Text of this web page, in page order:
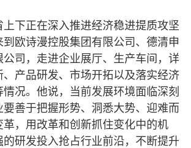
上下正在深入推进经济稳进提质攻坚
欧诗漫控股集团有限公司、德清申
司，走进企业展厅、生产车间，详
产品研发、市场开拓以及落实经济
况。他说，当前发展环境面临深刻
要善于把握形势、洞悉大势、迎难而
革，用改革和创新抓住变化中的机
的研发投入抢占行业前沿，不断提升